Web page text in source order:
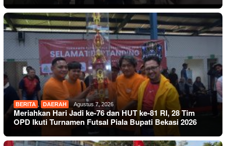
BERITA , DAERAH Agustus 7, 2026
Meriahkan Hari Jadi ke-76 dan HUT ke-81 RI, 28 Tim
OPD Ikuti Turnamen Futsal Piala Bupati Bekasi 2026